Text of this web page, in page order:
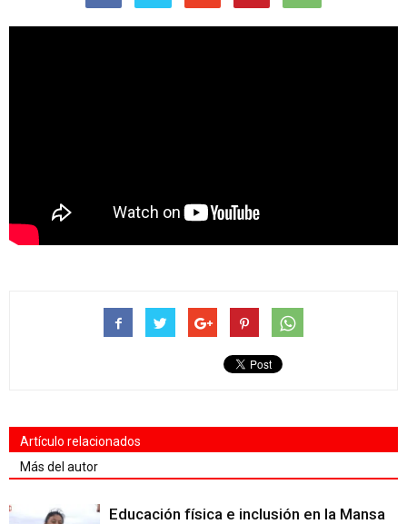
Artículo relacionados
Más del autor
Educación física e inclusión en la Mansa